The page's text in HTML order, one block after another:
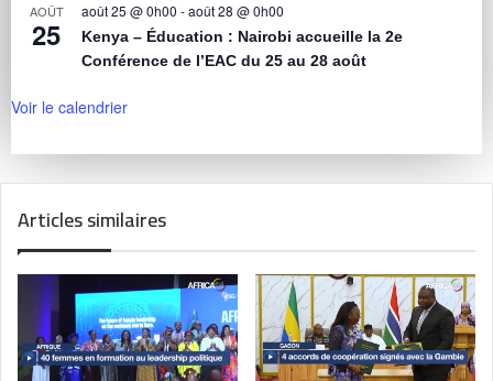
AOÛT
25
août 25 @ 0h00 -août 28 @ 0h00
Kenya – Éducation : Nairobi accueille la 2e
Conférence de l’EAC du 25 au 28 août
Voir le calendrier
Articles similaires